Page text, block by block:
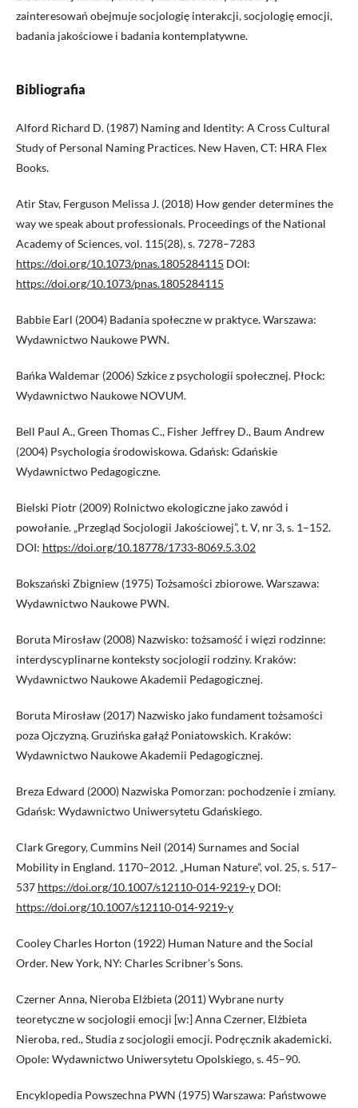
zainteresowań obejmuje socjologię interakcji, socjologię emocji,
badania jakościowe i badania kontemplatywne.
Bibliografia
Alford Richard D. (1987) Naming and Identity: A Cross Cultural
Study of Personal Naming Practices. New Haven, CT: HRA Flex
Books.
Atir Stav, Ferguson Melissa J. (2018) How gender determines the
way we speak about professionals. Proceedings of the National
Academy of Sciences, vol. 115(28), s. 7278–7283
https://doi.org/10.1073/pnas.1805284115 DOI:
https://doi.org/10.1073/pnas.1805284115
Babbie Earl (2004) Badania społeczne w praktyce. Warszawa:
Wydawnictwo Naukowe PWN.
Bańka Waldemar (2006) Szkice z psychologii społecznej. Płock:
Wydawnictwo Naukowe NOVUM.
Bell Paul A., Green Thomas C., Fisher Jeffrey D., Baum Andrew
(2004) Psychologia środowiskowa. Gdańsk: Gdańskie
Wydawnictwo Pedagogiczne.
Bielski Piotr (2009) Rolnictwo ekologiczne jako zawód i
powołanie. „Przegląd Socjologii Jakościowej”, t. V, nr 3, s. 1–152.
DOI: https://doi.org/10.18778/1733-8069.5.3.02
Bokszański Zbigniew (1975) Tożsamości zbiorowe. Warszawa:
Wydawnictwo Naukowe PWN.
Boruta Mirosław (2008) Nazwisko: tożsamość i więzi rodzinne:
interdyscyplinarne konteksty socjologii rodziny. Kraków:
Wydawnictwo Naukowe Akademii Pedagogicznej.
Boruta Mirosław (2017) Nazwisko jako fundament tożsamości
poza Ojczyzną. Gruzińska gałąź Poniatowskich. Kraków:
Wydawnictwo Naukowe Akademii Pedagogicznej.
Breza Edward (2000) Nazwiska Pomorzan: pochodzenie i zmiany.
Gdańsk: Wydawnictwo Uniwersytetu Gdańskiego.
Clark Gregory, Cummins Neil (2014) Surnames and Social
Mobility in England. 1170–2012. „Human Nature”, vol. 25, s. 517–
537 https://doi.org/10.1007/s12110-014-9219-y DOI:
https://doi.org/10.1007/s12110-014-9219-y
Cooley Charles Horton (1922) Human Nature and the Social
Order. New York, NY: Charles Scribner’s Sons.
Czerner Anna, Nieroba Elżbieta (2011) Wybrane nurty
teoretyczne w socjologii emocji [w:] Anna Czerner, Elżbieta
Nieroba, red., Studia z socjologii emocji. Podręcznik akademicki.
Opole: Wydawnictwo Uniwersytetu Opolskiego, s. 45–90.
Encyklopedia Powszechna PWN (1975) Warszawa: Państwowe